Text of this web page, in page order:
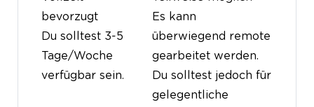
bevorzugt
Du solltest 3-5
Tage/Woche
verfügbar sein.
Es kann
überwiegend remote
gearbeitet werden.
Du solltest jedoch für
gelegentliche